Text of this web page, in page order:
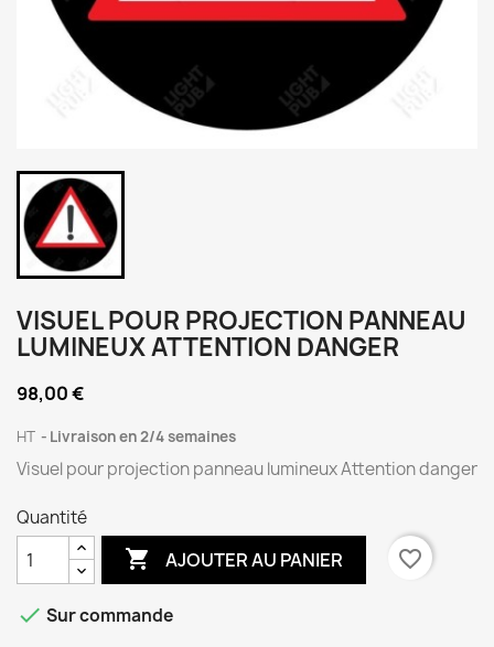
VISUEL POUR PROJECTION PANNEAU
LUMINEUX ATTENTION DANGER
98,00 €
HT Livraison en 2/4 semaines
Visuel pour projection panneau lumineux Attention danger
Quantité
 AJOUTER AU PANIER favorite_border
 Sur commande